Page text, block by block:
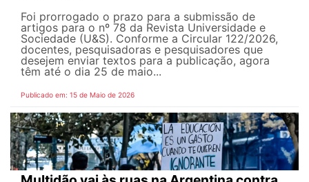
Foi prorrogado o prazo para a submissão de
artigos para o nº 78 da Revista Universidade e
Sociedade (U&S). Conforme a Circular 122/2026,
docentes, pesquisadoras e pesquisadores que
desejem enviar textos para a publicação, agora
têm até o dia 25 de maio...
Publicado em: 15 de Maio de 2026